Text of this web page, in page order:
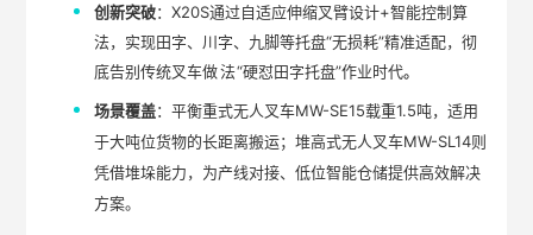
创新突破：X20S通过自适应伸缩叉臂设计+智能控制算
法，实现田字、川字、九脚等托盘“无损耗”精准适配，彻
底告别传统叉车做法“硬怼田字托盘”作业时代。
场景覆盖：平衡重式无人叉车MW-SE15载重1.5吨，适用
于大吨位货物的长距离搬运；堆高式无人叉车MW-SL14则
凭借堆垛能力，为产线对接、低位智能仓储提供高效解决
方案。